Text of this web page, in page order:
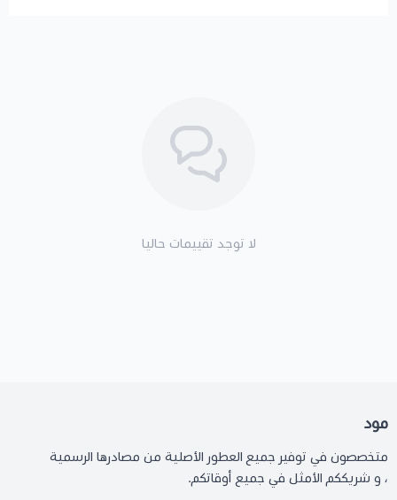
لا توجد تقييمات حاليا
مود
متخصصون في توفير جميع العطور الأصلية من مصادرها الرسمية
، و شريككم الأمثل في جميع أوقاتكم.